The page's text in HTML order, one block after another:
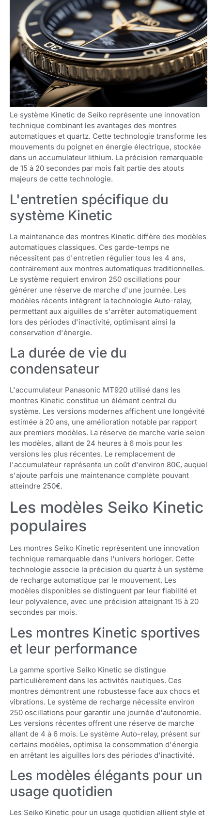
Le système Kinetic de Seiko représente une innovation
technique combinant les avantages des montres
automatiques et quartz. Cette technologie transforme les
mouvements du poignet en énergie électrique, stockée
dans un accumulateur lithium. La précision remarquable
de 15 à 20 secondes par mois fait partie des atouts
majeurs de cette technologie.
L'entretien spécifique du
système Kinetic
La maintenance des montres Kinetic diffère des modèles
automatiques classiques. Ces garde-temps ne
nécessitent pas d'entretien régulier tous les 4 ans,
contrairement aux montres automatiques traditionnelles.
Le système requiert environ 250 oscillations pour
générer une réserve de marche d'une journée. Les
modèles récents intègrent la technologie Auto-relay,
permettant aux aiguilles de s'arrêter automatiquement
lors des périodes d'inactivité, optimisant ainsi la
conservation d'énergie.
La durée de vie du
condensateur
L'accumulateur Panasonic MT920 utilisé dans les
montres Kinetic constitue un élément central du
système. Les versions modernes affichent une longévité
estimée à 20 ans, une amélioration notable par rapport
aux premiers modèles. La réserve de marche varie selon
les modèles, allant de 24 heures à 6 mois pour les
versions les plus récentes. Le remplacement de
l'accumulateur représente un coût d'environ 80€, auquel
s'ajoute parfois une maintenance complète pouvant
atteindre 250€.
Les modèles Seiko Kinetic
populaires
Les montres Seiko Kinetic représentent une innovation
technique remarquable dans l'univers horloger. Cette
technologie associe la précision du quartz à un système
de recharge automatique par le mouvement. Les
modèles disponibles se distinguent par leur fiabilité et
leur polyvalence, avec une précision atteignant 15 à 20
secondes par mois.
Les montres Kinetic sportives
et leur performance
La gamme sportive Seiko Kinetic se distingue
particulièrement dans les activités nautiques. Ces
montres démontrent une robustesse face aux chocs et
vibrations. Le système de recharge nécessite environ
250 oscillations pour garantir une journée d'autonomie.
Les versions récentes offrent une réserve de marche
allant de 4 à 6 mois. Le système Auto-relay, présent sur
certains modèles, optimise la consommation d'énergie
en arrêtant les aiguilles lors des périodes d'inactivité.
Les modèles élégants pour un
usage quotidien
Les Seiko Kinetic pour un usage quotidien allient style et